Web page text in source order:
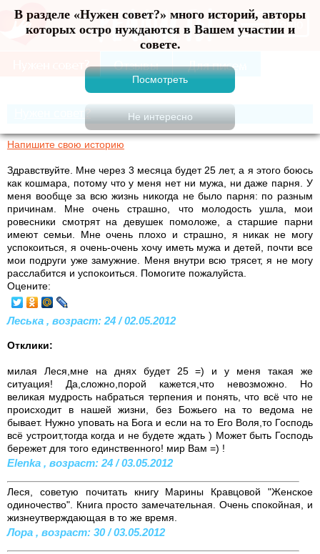
В разделе «Нужен совет?» много историй, авторы
которых остро нуждаются в Вашем участии и
совете.
Меню
Нужен совет?
Напишите свою историю
Здравствуйте. Мне через 3 месяца будет 25 лет, а я этого боюсь
как кошмара, потому что у меня нет ни мужа, ни даже парня. У
меня вообще за всю жизнь никогда не было парня: по разным
причинам. Мне очень страшно, что молодость ушла, мои
ровесники смотрят на девушек помоложе, а старшие парни
имеют семьи. Мне очень плохо и страшно, я никак не могу
успокоиться, я очень-очень хочу иметь мужа и детей, почти все
мои подруги уже замужние. Меня внутри всю трясет, я не могу
расслабится и успокоиться. Помогите пожалуйста.
Оцените:
Леська , возраст: 24 / 02.05.2012
Отклики:
милая Леся,мне на днях будет 25 =) и у меня такая же
ситуация! Да,сложно,порой кажется,что невозможно. Но
великая мудрость набраться терпения и понять, что всё что не
происходит в нашей жизни, без Божьего на то ведома не
бывает. Нужно уповать на Бога и если на то Его Воля,то Господь
всё устроит,тогда когда и не будете ждать ) Может быть Господь
бережет для того единственного! мир Вам =) !
Elenka , возраст: 24 / 03.05.2012
Леся, советую почитать книгу Марины Кравцовой "Женское
одиночество". Книга просто замечательная. Очень спокойная, и
жизнеутверждающая в то же время.
Лора , возраст: 30 / 03.05.2012